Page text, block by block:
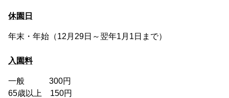
休園日
年末・年始（12月29日～翌年1月1日まで）
入園料
一般 300円
65歳以上 150円